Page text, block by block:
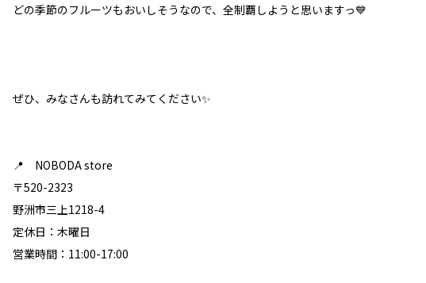
どの季節のフルーツもおいしそうなので、全制覇しようと思いますっ💙
ぜひ、みなさんも訪れてみてください✨
📍 NOBODA store
〒520-2323
野洲市三上1218-4
定休日：木曜日
営業時間：11:00-17:00